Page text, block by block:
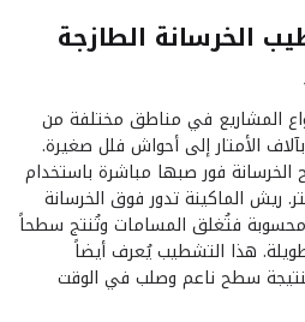
الخرسانة الطازجة
المشاريع في مناطق مختلفة من
الأمتار إلى أحواش فلل صغيرة.
فور صبها مباشرة باستخدام
ريش الماكينة تدور فوق الخرسانة
محسوبة فتُغلق المسامات وتُنتج سطحاً
هذا التشطيب يُعرف أيضاً
سطح ناعم وصلب في الوقت